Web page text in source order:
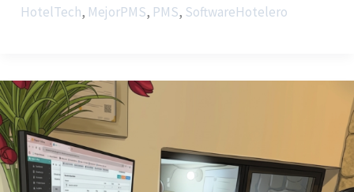
HotelTech, MejorPMS, PMS, SoftwareHotelero
Adiós
procesos
manuales.